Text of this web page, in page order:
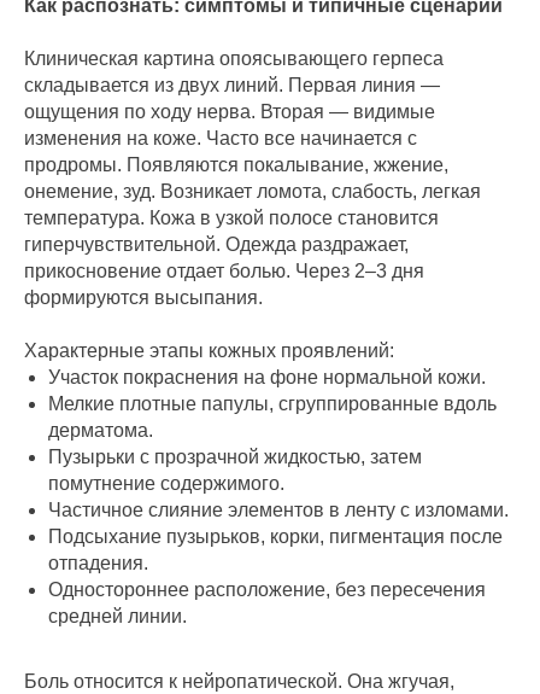
Как распознать: симптомы и типичные сценарии
Клиническая картина опоясывающего герпеса
складывается из двух линий. Первая линия —
ощущения по ходу нерва. Вторая — видимые
изменения на коже. Часто все начинается с
продромы. Появляются покалывание, жжение,
онемение, зуд. Возникает ломота, слабость, легкая
температура. Кожа в узкой полосе становится
гиперчувствительной. Одежда раздражает,
прикосновение отдает болью. Через 2–3 дня
формируются высыпания.
Характерные этапы кожных проявлений:
Участок покраснения на фоне нормальной кожи.
Мелкие плотные папулы, сгруппированные вдоль
дерматома.
Пузырьки с прозрачной жидкостью, затем
помутнение содержимого.
Частичное слияние элементов в ленту с изломами.
Подсыхание пузырьков, корки, пигментация после
отпадения.
Одностороннее расположение, без пересечения
средней линии.
Боль относится к нейропатической. Она жгучая,